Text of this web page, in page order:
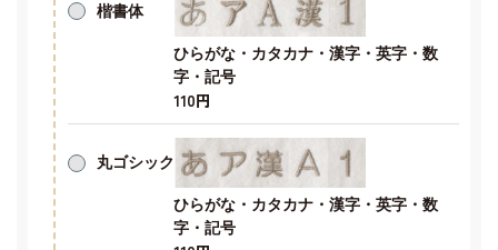
楷書体
ひらがな・カタカナ・漢字・英字・数
字・記号
110円
丸ゴシック
ひらがな・カタカナ・漢字・英字・数
字・記号